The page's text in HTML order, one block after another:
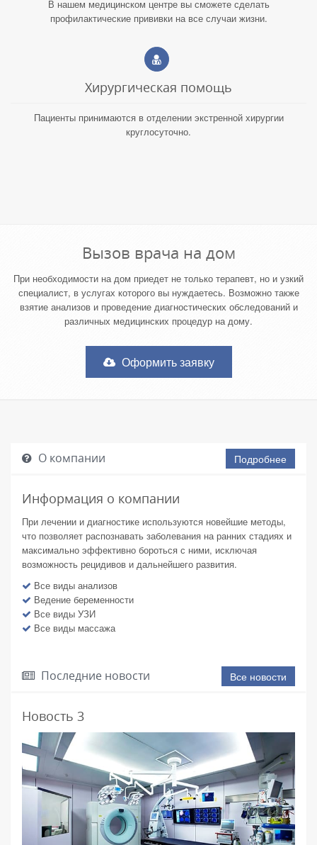
В нашем медицинском центре вы сможете сделать
профилактические прививки на все случаи жизни.
Хирургическая помощь
Пациенты принимаются в отделении экстренной хирургии
круглосуточно.
Вызов врача на дом
При необходимости на дом приедет не только терапевт, но и узкий
специалист, в услугах которого вы нуждаетесь. Возможно также
взятие анализов и проведение диагностических обследований и
различных медицинских процедур на дому.
Оформить заявку
О компании Подробнее
Информация о компании
При лечении и диагностике используются новейшие методы,
что позволяет распознавать заболевания на ранних стадиях и
максимально эффективно бороться с ними, исключая
возможность рецидивов и дальнейшего развития.
Все виды анализов
Ведение беременности
Все виды УЗИ
Все виды массажа
Последние новости Все новости
Новость 3